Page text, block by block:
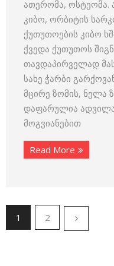
ათერომა, ოსტეომა.
კიბო, ორბიტის
ქუთუთოების კიბო
ქვედა ქუთუთოს
თავდაპირველად მას
სახე ჭარბი
მცირე ზომის,
დაფარულია
მოგვიანებით
Read More
1 2